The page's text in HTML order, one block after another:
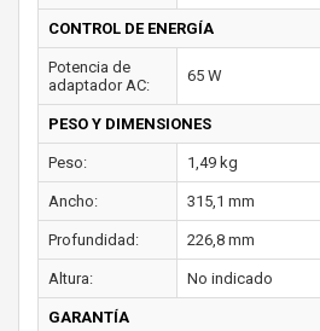
CONTROL DE ENERGÍA
Potencia de
adaptador AC:
65 W
PESO Y DIMENSIONES
Peso: 1,49 kg
Ancho: 315,1 mm
Profundidad: 226,8 mm
Altura: No indicado
GARANTÍA